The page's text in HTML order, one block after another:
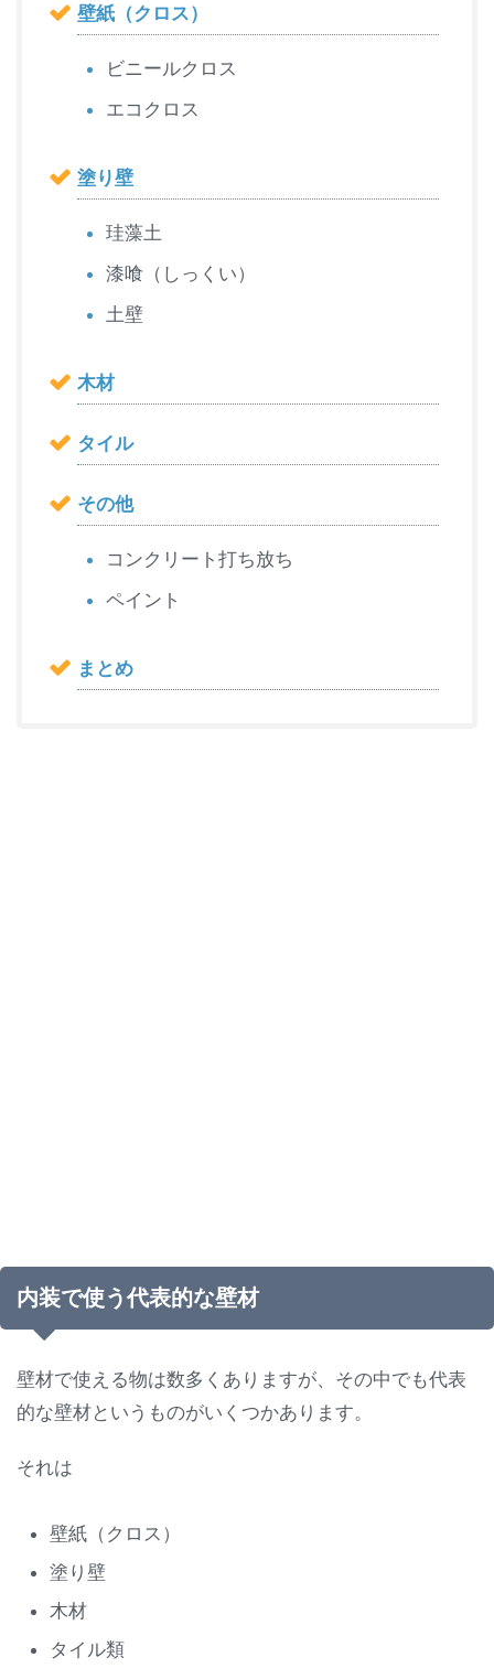
壁紙（クロス）
ビニールクロス
エコクロス
塗り壁
珪藻土
漆喰（しっくい）
土壁
木材
タイル
その他
コンクリート打ち放ち
ペイント
まとめ
内装で使う代表的な壁材
壁材で使える物は数多くありますが、その中でも代表
的な壁材というものがいくつかあります。
それは
壁紙（クロス）
塗り壁
木材
タイル類